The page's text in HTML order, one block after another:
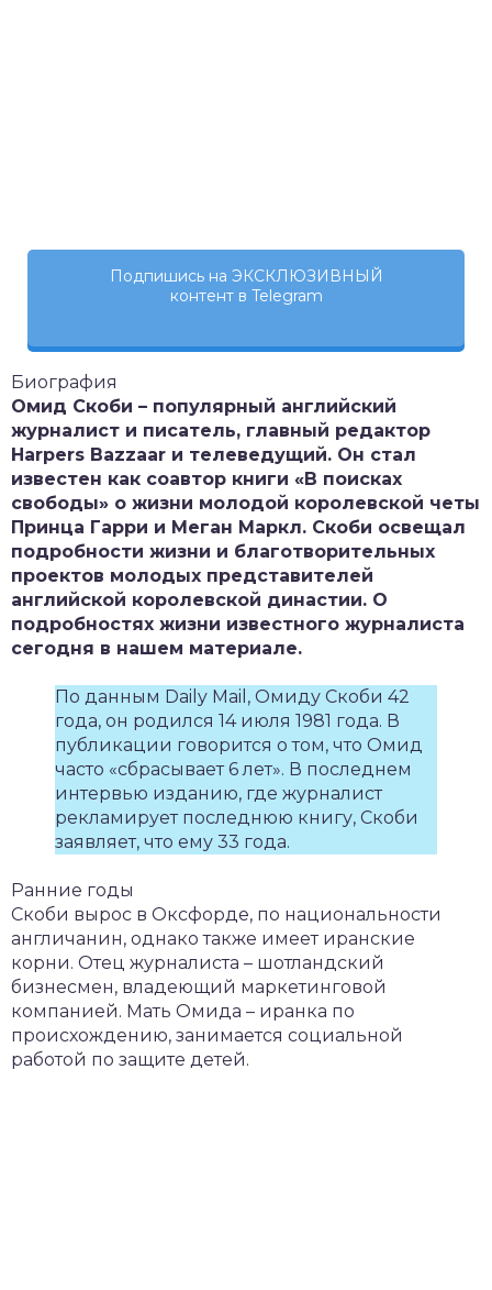
Подпишись на ЭКСКЛЮЗИВНЫЙ
контент в Telegram
Биография
Омид Скоби – популярный английский
журналист и писатель, главный редактор
Harpers Bazzaar и телеведущий. Он стал
известен как соавтор книги «В поисках
свободы» о жизни молодой королевской четы
Принца Гарри и Меган Маркл. Скоби освещал
подробности жизни и благотворительных
проектов молодых представителей
английской королевской династии. О
подробностях жизни известного журналиста
сегодня в нашем материале.
По данным Daily Mail, Омиду Скоби 42
года, он родился 14 июля 1981 года. В
публикации говорится о том, что Омид
часто «сбрасывает 6 лет». В последнем
интервью изданию, где журналист
рекламирует последнюю книгу, Скоби
заявляет, что ему 33 года.
Ранние годы
Скоби вырос в Оксфорде, по национальности
англичанин, однако также имеет иранские
корни. Отец журналиста – шотландский
бизнесмен, владеющий маркетинговой
компанией. Мать Омида – иранка по
происхождению, занимается социальной
работой по защите детей.